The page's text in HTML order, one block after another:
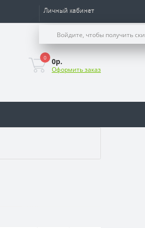
Личный кабинет
Войдите, чтобы получить
0 0р.
Оформить заказ